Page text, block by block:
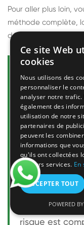
Pour aller plus loin,
méthode complète,
découvrir
Questions
Le frelon
l'homme ?
Le frelon
taille mais
son nid. Sa
celle d'une
une personne
bénigne. Pour
risque est
Ce site Web
cookies
Nous utilisons des
personnaliser le
analyser notre trafic.
également des
utilisation de notre
partenaires de
peuvent les
informations que
qu'ils ont collectées
de leurs services. En
ACCEPTER TOUT
POWERED